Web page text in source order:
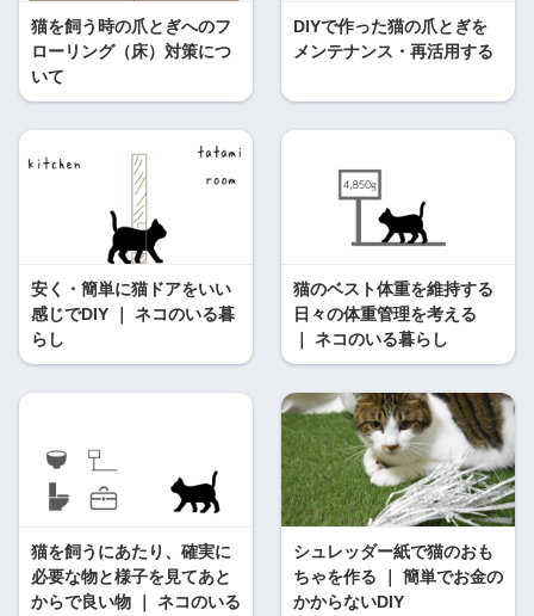
猫を飼う時の爪とぎへのフ
ローリング（床）対策につ
いて
DIYで作った猫の爪とぎを
メンテナンス・再活用する
安く・簡単に猫ドアをいい
感じでDIY ｜ ネコのいる暮
らし
猫のベスト体重を維持する
日々の体重管理を考える
｜ ネコのいる暮らし
猫を飼うにあたり、確実に
必要な物と様子を見てあと
からで良い物 ｜ ネコのいる
シュレッダー紙で猫のおも
ちゃを作る ｜ 簡単でお金の
かからないDIY